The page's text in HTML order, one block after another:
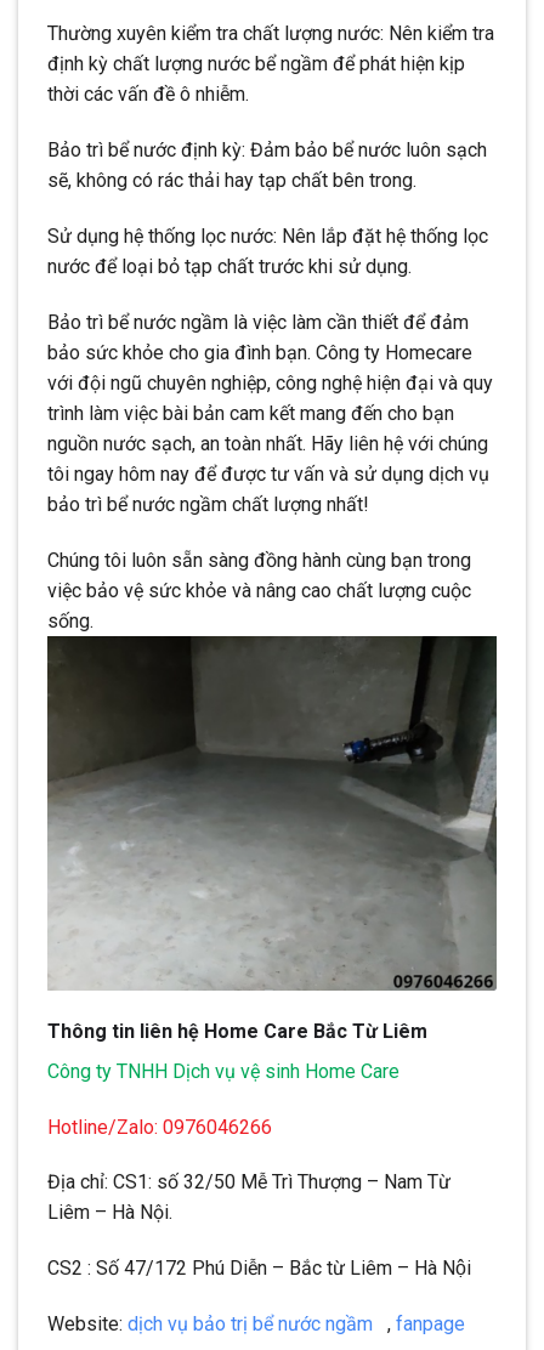
Thường xuyên kiểm tra chất lượng nước: Nên kiểm tra
định kỳ chất lượng nước bể ngầm để phát hiện kịp
thời các vấn đề ô nhiễm.
Bảo trì bể nước định kỳ: Đảm bảo bể nước luôn sạch
sẽ, không có rác thải hay tạp chất bên trong.
Sử dụng hệ thống lọc nước: Nên lắp đặt hệ thống lọc
nước để loại bỏ tạp chất trước khi sử dụng.
Bảo trì bể nước ngầm là việc làm cần thiết để đảm
bảo sức khỏe cho gia đình bạn. Công ty Homecare
với đội ngũ chuyên nghiệp, công nghệ hiện đại và quy
trình làm việc bài bản cam kết mang đến cho bạn
nguồn nước sạch, an toàn nhất. Hãy liên hệ với chúng
tôi ngay hôm nay để được tư vấn và sử dụng dịch vụ
bảo trì bể nước ngầm chất lượng nhất!
Chúng tôi luôn sẵn sàng đồng hành cùng bạn trong
việc bảo vệ sức khỏe và nâng cao chất lượng cuộc
sống.
Thông tin liên hệ Home Care Bắc Từ Liêm
Công ty TNHH Dịch vụ vệ sinh Home Care
Hotline/Zalo: 0976046266
Địa chỉ: CS1: số 32/50 Mễ Trì Thượng – Nam Từ
Liêm – Hà Nội.
CS2 : Số 47/172 Phú Diễn – Bắc từ Liêm – Hà Nội
Website: dịch vụ bảo trị bể nước ngầm , fanpage